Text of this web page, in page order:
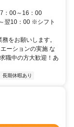
：00～16：00
翌10：00 ※シフト
をお願いします。
ーションの実施 な
職中の方大歓迎！あ
長期休暇あり